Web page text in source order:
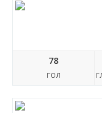
78
ГОЛ